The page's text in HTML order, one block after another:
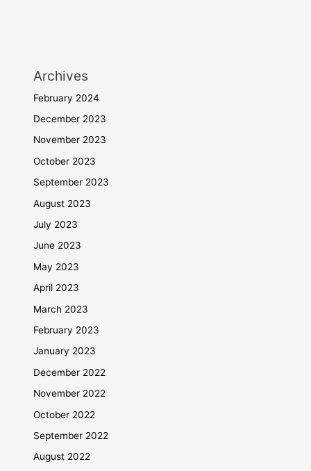
Archives
February 2024
December 2023
November 2023
October 2023
September 2023
August 2023
July 2023
June 2023
May 2023
April 2023
March 2023
February 2023
January 2023
December 2022
November 2022
October 2022
September 2022
August 2022